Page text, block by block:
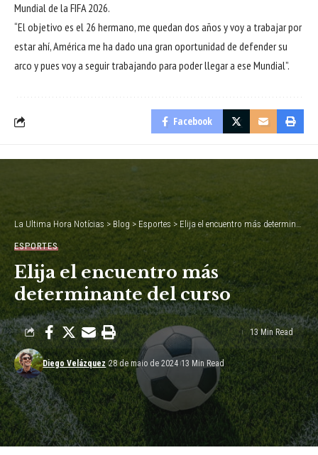
Mundial de la FIFA 2026.
“El objetivo es el 26 hermano, me quedan dos años y voy a trabajar por
estar ahí, América me ha dado una gran oportunidad de defender su
arco y pues voy a seguir trabajando para poder llegar a ese Mundial”.
Facebook
La Ultima Hora Notícias > Blog > Esportes > Elija el encuentro más determinante del curso
ESPORTES
Elija el encuentro más
determinante del curso
Diego Velázquez 28 de maio de 2024 13 Min Read
13 Min Read